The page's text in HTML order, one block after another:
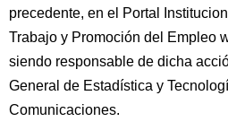
precedente, en el Portal
Trabajo y Promoción del Empleo
siendo responsable de dicha
General de Estadística y
Comunicaciones.